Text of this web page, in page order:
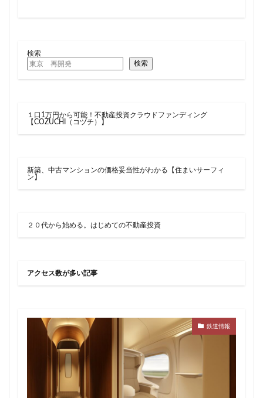
検索
検索
１口1万円から可能！不動産投資クラウドファンディング
【COZUCHI（コヅチ）】
新築、中古マンションの価格妥当性がわかる【住まいサーフィ
ン】
２０代から始める。はじめての不動産投資
アクセス数が多い記事
鉄道情報